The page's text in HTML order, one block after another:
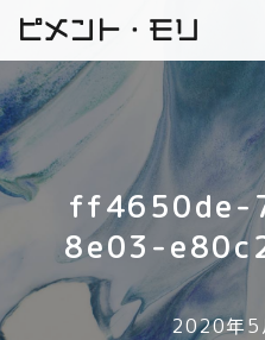
ピメント・モリ
ff4650de-
8e03-
2020年5